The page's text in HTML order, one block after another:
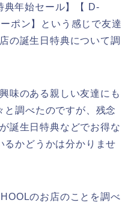
典年始セール】【 D-
ポン】という感じで友達
の誕生日特典について調
味のある親しい友達にも
と調べたのですが、残念
誕生日特典などでお得な
るかどうかは分かりませ
のお店のことを調べ